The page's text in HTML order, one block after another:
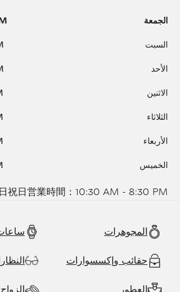
الجمعة
السبت
الأحد
الاثنين
الثلاثاء
الأربعاء
الخميس
祝日営業時間：10:30 AM - 8:30 PM
المجوهرات
حقائب وإكسسوارات